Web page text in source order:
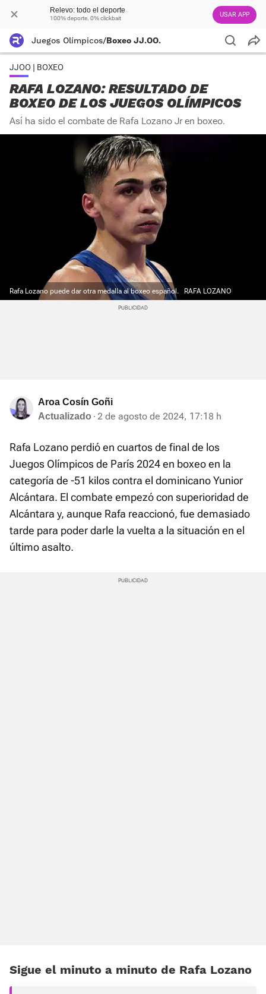
Relevo: todo el deporte
100% deporte. 0% clickbait USAR APP
Juegos Olímpicos/Boxeo JJ.OO.
JJOO | BOXEO
RAFA LOZANO: RESULTADO DE
BOXEO DE LOS JUEGOS OLÍMPICOS
Así ha sido el combate de Rafa Lozano Jr en boxeo.
Rafa Lozano puede dar otra medalla al boxeo español. RAFA LOZANO
Aroa Cosín Goñi
Actualizado
2 de agosto de 2024, 17:18 h
Rafa Lozano perdió en cuartos de final de los
Juegos Olímpicos de París 2024 en boxeo en la
categoría de -51 kilos contra el dominicano Yunior
Alcántara. El combate empezó con superioridad de
Alcántara y, aunque Rafa reaccionó, fue demasiado
tarde para poder darle la vuelta a la situación en el
último asalto.
Sigue el minuto a minuto de Rafa Lozano